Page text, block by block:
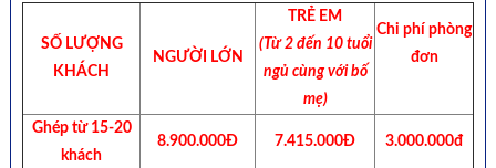
SỐ LƯỢNG
KHÁCH
NGƯỜI LỚN
TRẺ EM
(Từ 2 đến 10 tuổi
ngủ cùng với bố
mẹ)
Chi phí phòng
đơn
Ghép từ 15-20
khách
8.900.000Đ 7.415.000Đ 3.000.000đ